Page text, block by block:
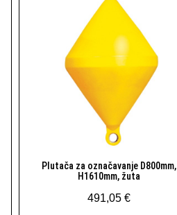
Brzi pogled
Plutača za označavanje D800mm,
H1610mm, žuta
491,05 €